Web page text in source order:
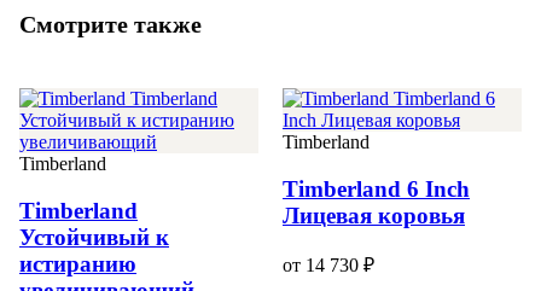
Смотрите также
Timberland
Timberland
Устойчивый к
истиранию
Timberland
Timberland 6 Inch
Лицевая коровья
от 14 730 ₽